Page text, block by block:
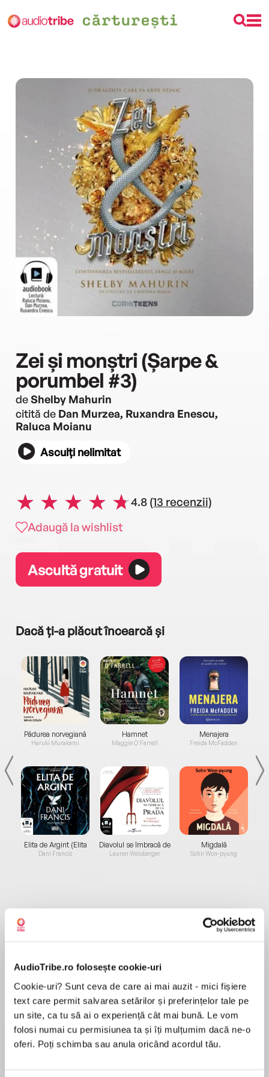
AudioTribe.ro folosește cookie-uri
Cookie-uri? Sunt ceva de care ai mai auzit - mici fișiere
text care permit salvarea setărilor și preferințelor tale pe
un site, ca tu să ai o experiență cât mai bună. Le vom
folosi numai cu permisiunea ta și îți mulțumim dacă ne-o
oferi. Poți schimba sau anula oricând acordul tău.
Zei și monștri (Șarpe &
porumbel #3)
deShelby Mahurin
citită de Dan Murzea, Ruxandra Enescu,
Raluca Moianu
Asculți nelimitat
4.8 (13 recenzii)
Adaugă la wishlist
Ascultă gratuit
Dacă ți-a plăcut încearcă și
Pădurea norvegiană
Haruki Murakami
Elita de Argint (Elita
de...
Dani Francis
Hamnet
Maggie O'Farrell
Diavolul se îmbracă de
la...
Lauren Weisberger
Menajera
Freida McFadden
Migdală
Sohn Won-pyung
Despre
Lou și-a petrecut întreaga viață fugind. Acum,
după o lovitură devastatoare din partea lui
Morgane, a sosit vremea să-și revendice ceea
ce-i aparține de drept.
DE VIAȚĂ ȘI DE MOARTE
Dar nu mai e acea Lou pe care o cunosc prietenii
MAI MULT
Recenzii